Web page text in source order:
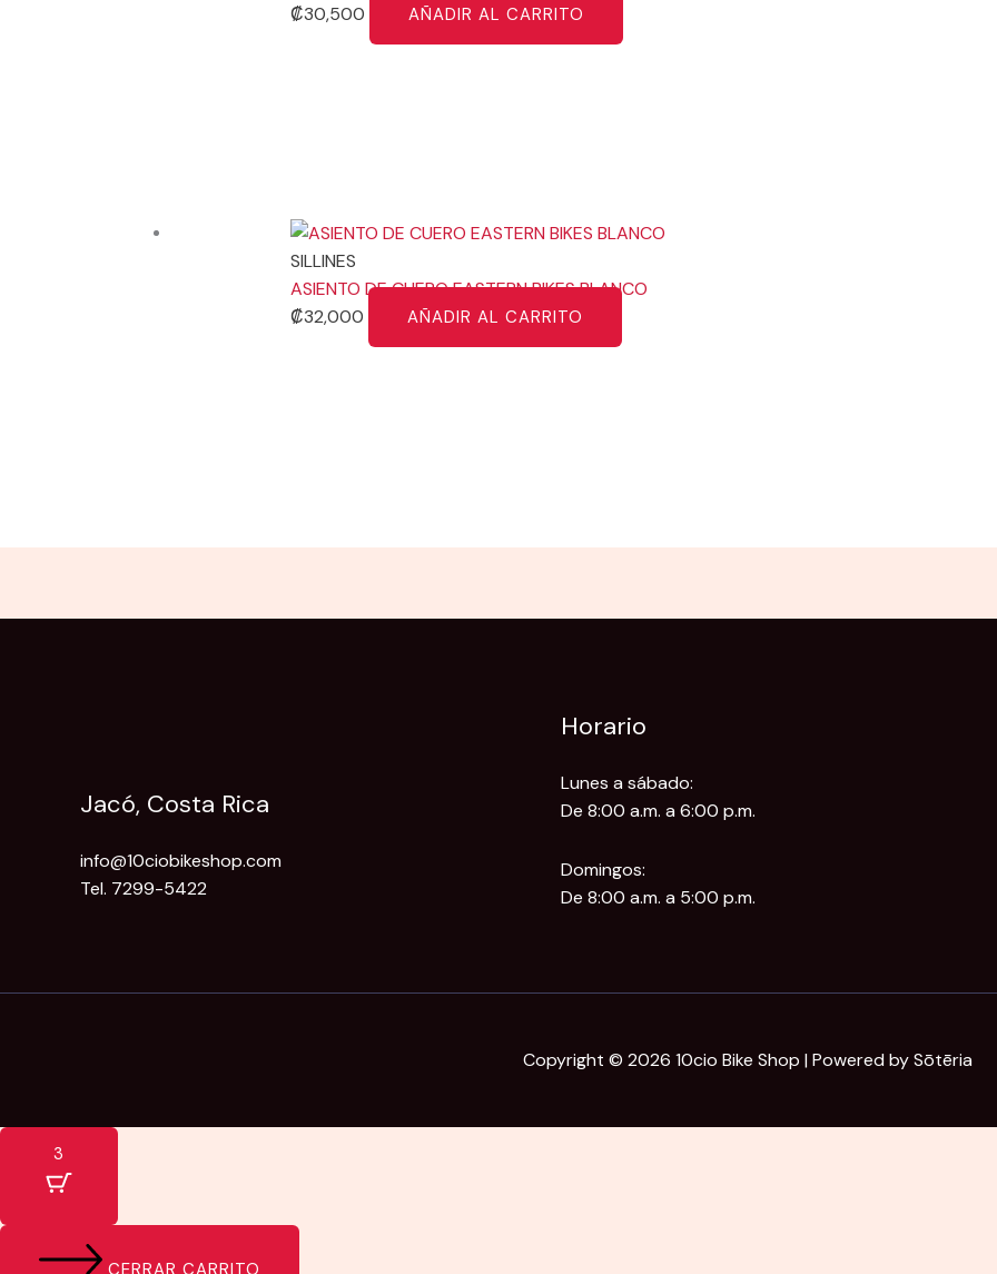
₡30,500 AÑADIR AL CARRITO
SILLINES
ASIENTO DE CUERO EASTERN BIKES BLANCO
₡32,000 AÑADIR AL CARRITO
Jacó, Costa Rica
info@10ciobikeshop.com
Tel. 7299-5422
Horario
Lunes a sábado:
De 8:00 a.m. a 6:00 p.m.
Domingos:
De 8:00 a.m. a 5:00 p.m.
Copyright © 2026 10cio Bike Shop | Powered by Sōtēria
3
CERRAR CARRITO